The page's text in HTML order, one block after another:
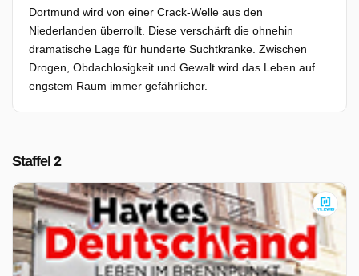
Dortmund wird von einer Crack-Welle aus den
Niederlanden überrollt. Diese verschärft die ohnehin
dramatische Lage für hunderte Suchtkranke. Zwischen
Drogen, Obdachlosigkeit und Gewalt wird das Leben auf
engstem Raum immer gefährlicher.
Staffel 2